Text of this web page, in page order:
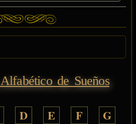
de Sueños
D E F
G